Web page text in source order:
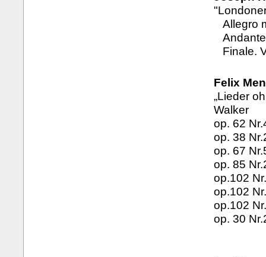
Allegro
Andante
Finale.
Felix
„Lieder
Walker
op. 62
op. 38
op. 67
op. 85
op.102
op.102
op.102
op. 30